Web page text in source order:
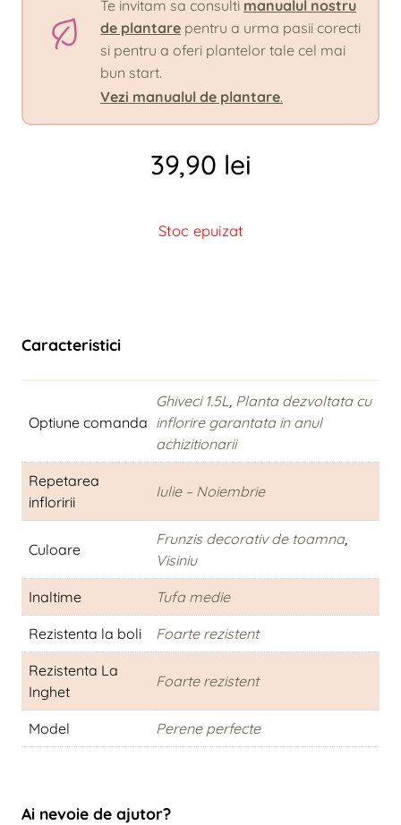
Te invitam sa consulti manualul nostru
de plantare pentru a urma pasii corecti
si pentru a oferi plantelor tale cel mai
bun start.
Vezi manualul de plantare.
39,90 lei
Stoc epuizat
Caracteristici
Optiune comanda
Ghiveci 1.5L, Planta dezvoltata cu
inflorire garantata in anul
achizitionarii
Repetarea
infloririi
Iulie – Noiembrie
Culoare
Frunzis decorativ de toamna,
Visiniu
Inaltime Tufa medie
Rezistenta la boli Foarte rezistent
Rezistenta La
Inghet
Foarte rezistent
Model Perene perfecte
Ai nevoie de ajutor?